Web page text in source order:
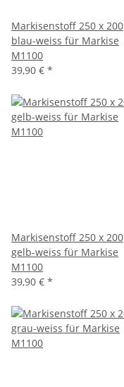
Markisenstoff 250 x 200
blau-weiss für Markise
M1100
39,90 € *
Markisenstoff 250 x 200
gelb-weiss für Markise
M1100
39,90 € *